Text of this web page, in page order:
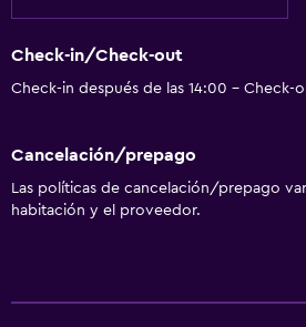
Check-in/Check-out
Check-in después de las 14:00 - Check-
Cancelación/prepago
Las políticas de cancelación/prepago
habitación y el proveedor.